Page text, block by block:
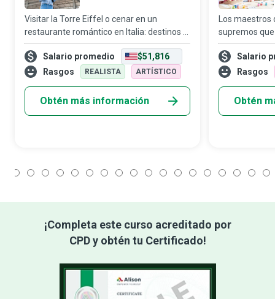
Visitar la Torre Eiffel o cenar en un
restaurante romántico en Italia: destinos y
actividades como estos pueden renovar
tus energías y despertar tu espíritu
aventurero. Los influencers de viajes son e
Salario promedio
$51,816
Rasgos
REALISTA ARTÍSTICO
Obtén más información
Los
supremos
ellos mismos
todos los
sus sueños...
Salario
Rasgos
Obtén
¡Completa este curso acreditado por
CPD y obtén tu Certificado!